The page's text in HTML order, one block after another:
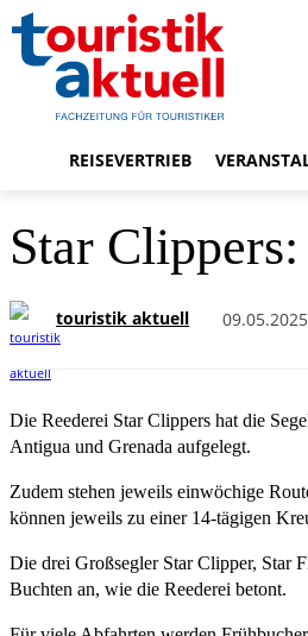
REISEVERTRIEB
Star
touristik aktuell 09.05.2025
Die Reederei Star Clippers hat die
Antigua und Grenada aufgelegt.
Zudem stehen jeweils einwöchige
können jeweils zu einer 14-tägigen
Die drei Großsegler Star Clipper, Star
Buchten an, wie die Reederei betont.